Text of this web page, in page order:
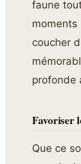
faune
moments
coucher
profonde
Favoriser
Que ce